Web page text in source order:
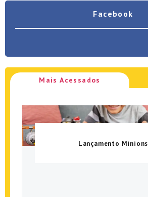
Facebook
Mais Acessados
Lançamento Minions